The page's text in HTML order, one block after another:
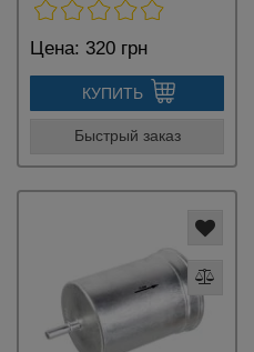
Цена: 320 грн
КУПИТЬ
Быстрый заказ